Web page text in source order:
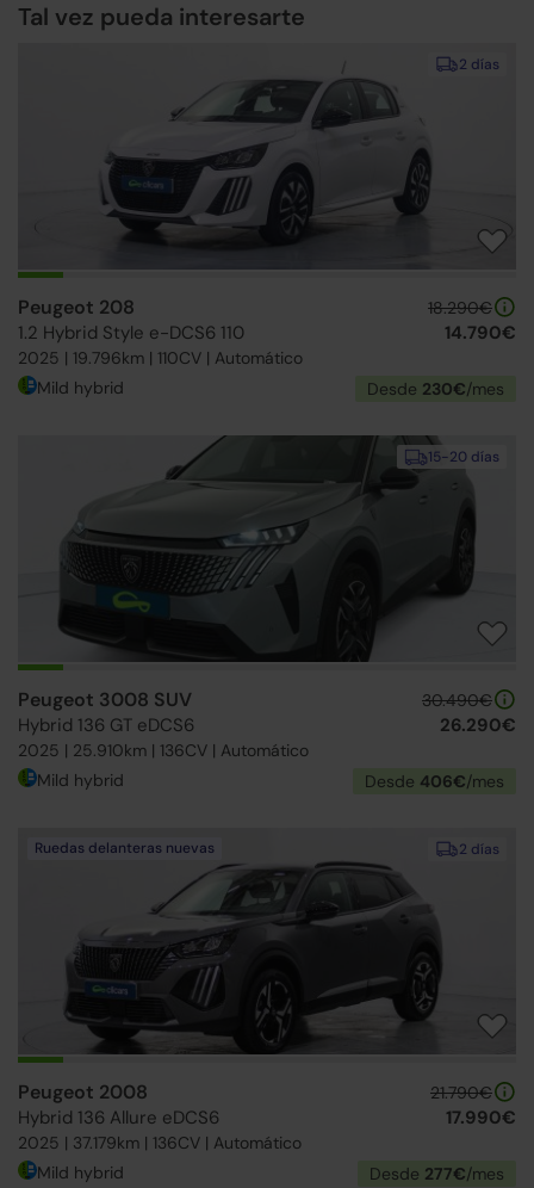
Tal vez pueda interesarte
2 días
Peugeot 208
1.2 Hybrid Style e-DCS6 110
2025 | 19.796km | 110CV | Automático
18.290€
14.790€
Mild hybrid Desde 230€/mes
15-20 días
Peugeot 3008 SUV
Hybrid 136 GT eDCS6
2025 | 25.910km | 136CV | Automático
30.490€
26.290€
Mild hybrid Desde 406€/mes
2 días
Ruedas delanteras nuevas
Peugeot 2008
Hybrid 136 Allure eDCS6
2025 | 37.179km | 136CV | Automático
21.790€
17.990€
Mild hybrid Desde 277€/mes